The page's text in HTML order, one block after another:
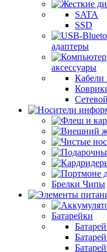
SATA
SSD
адаптеры
аксессуары
Кабели
Брелки Чипы
Батарейки